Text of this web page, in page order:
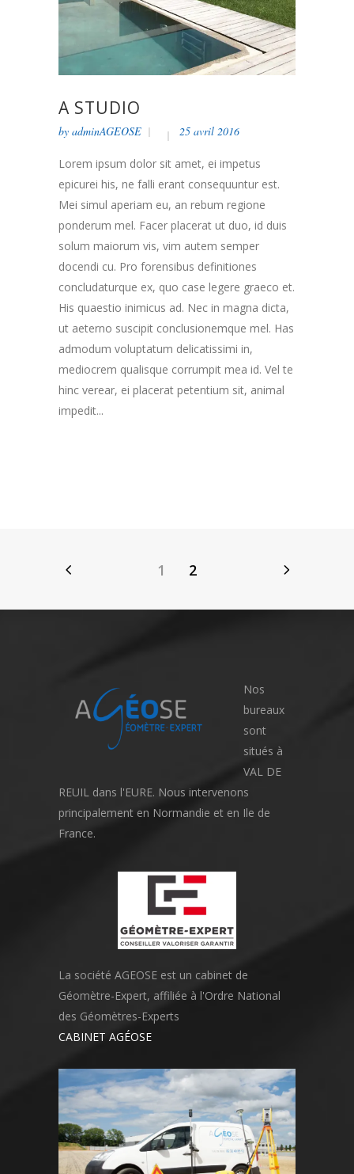
A STUDIO
by adminAGEOSE 25 avril 2016
Lorem ipsum dolor sit amet, ei impetus
epicurei his, ne falli erant consequuntur est.
Mei simul aperiam eu, an rebum regione
ponderum mel. Facer placerat ut duo, id duis
solum maiorum vis, vim autem semper
docendi cu. Pro forensibus definitiones
concludaturque ex, quo case legere graeco et.
His quaestio inimicus ad. Nec in magna dicta,
ut aeterno suscipit conclusionemque mel. Has
admodum voluptatum delicatissimi in,
mediocrem qualisque corrumpit mea id. Vel te
hinc verear, ei placerat petentium sit, animal
impedit...
1 2
Nos
bureaux
sont
situés à
VAL DE
REUIL dans l'EURE. Nous intervenons
principalement en Normandie et en Ile de
France.
La société AGEOSE est un cabinet de
Géomètre-Expert, affiliée à l'Ordre National
des Géomètres-Experts
CABINET AGÉOSE